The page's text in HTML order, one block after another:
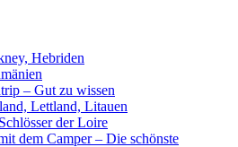
Hebriden
– Gut zu wissen
Lettland, Litauen
der Loire
dem Camper – Die schönste